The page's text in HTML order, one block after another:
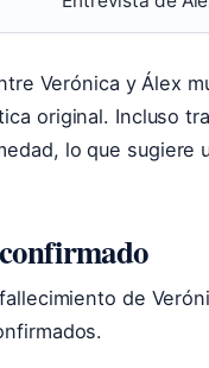
Verónica y Álex
original. Incluso
lo que sugiere
de